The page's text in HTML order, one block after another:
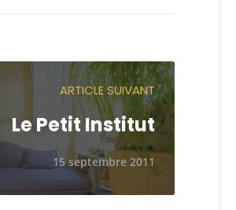
ARTICLE SUIVANT
Le Petit Institut
15 septembre 2011